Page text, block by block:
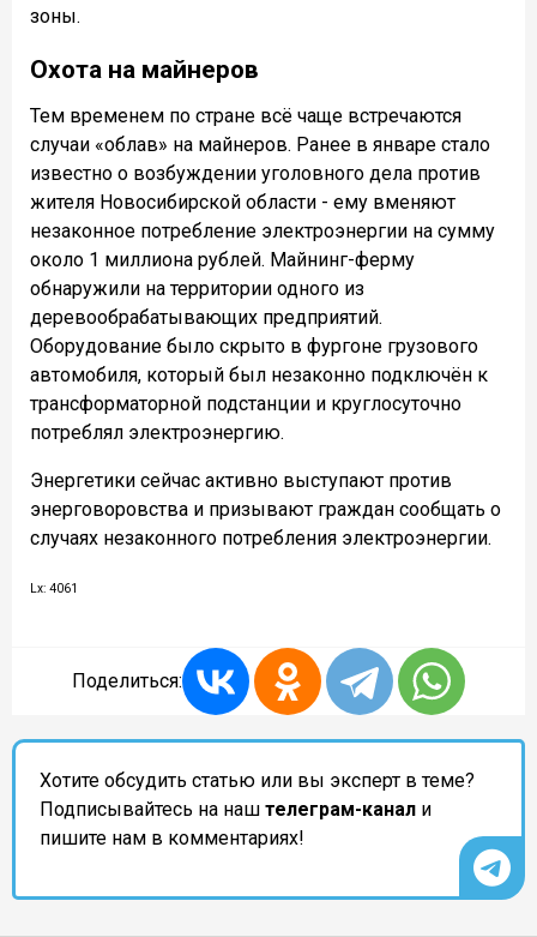
зоны.
Охота на майнеров
Тем временем по стране всё чаще встречаются
случаи «облав» на майнеров. Ранее в январе стало
известно о возбуждении уголовного дела против
жителя Новосибирской области - ему вменяют
незаконное потребление электроэнергии на сумму
около 1 миллиона рублей. Майнинг-ферму
обнаружили на территории одного из
деревообрабатывающих предприятий.
Оборудование было скрыто в фургоне грузового
автомобиля, который был незаконно подключён к
трансформаторной подстанции и круглосуточно
потреблял электроэнергию.
Энергетики сейчас активно выступают против
энерговоровства и призывают граждан сообщать о
случаях незаконного потребления электроэнергии.
Lx: 4061
Поделиться:
Хотите обсудить статью или вы эксперт в теме?
Подписывайтесь на наш телеграм-канал и
пишите нам в комментариях!